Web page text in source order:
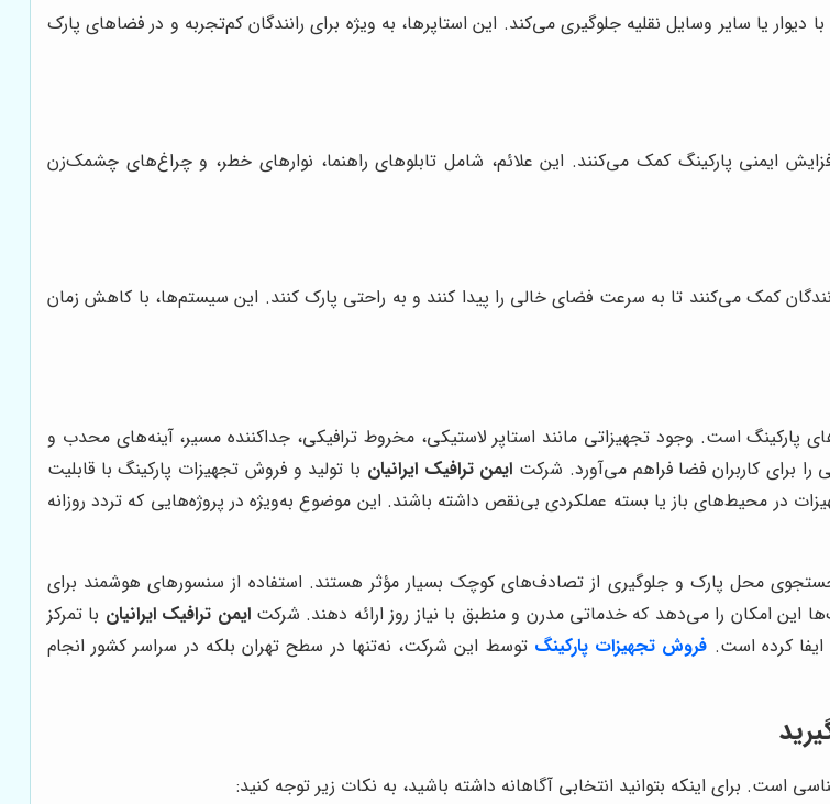
دیوار یا سایر وسایل نقلیه جلوگیری می‌کند. این استاپرها، به ویژه برای رانندگان کم‌تجربه و در فضاهای پارک
ایمنی پارکینگ کمک می‌کنند. این علائم، شامل تابلوهای راهنما، نوارهای خطر، و چراغ‌های چشمک‌زن
کمک می‌کنند تا به سرعت فضای خالی را پیدا کنند و به راحتی پارک کنند. این سیستم‌ها، با کاهش زمان
پارکینگ است. وجود تجهیزاتی مانند استاپر لاستیکی، مخروط ترافیکی، جداکننده مسیر، آینه‌های محدب و
برای کاربران فضا فراهم می‌آورد. شرکت ایمن ترافیک ایرانیان با تولید و فروش تجهیزات پارکینگ با قابلیت
در محیط‌های باز یا بسته عملکردی بی‌نقص داشته باشند. این موضوع به‌ویژه در پروژه‌هایی که تردد روزانه
جستجوی محل پارک و جلوگیری از تصادف‌های کوچک بسیار مؤثر هستند. استفاده از سنسورهای هوشمند برای
این امکان را می‌دهد که خدماتی مدرن و منطبق با نیاز روز ارائه دهند. شرکتایمن ترافیک ایرانیان با تمرکز
کرده است. فروش تجهیزات پارکینگ توسط این شرکت، نه‌تنها در سطح تهران بلکه در سراسر کشور انجام
برای اینکه بتوانید انتخابی آگاهانه داشته باشید، به نکات زیر توجه کنید: